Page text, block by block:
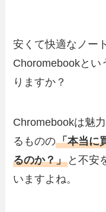
安くて快適なノー
Choromebookとい
りますか？
Chromebookは魅
るものの「本当に
るのか？」 と不安
いますよね。